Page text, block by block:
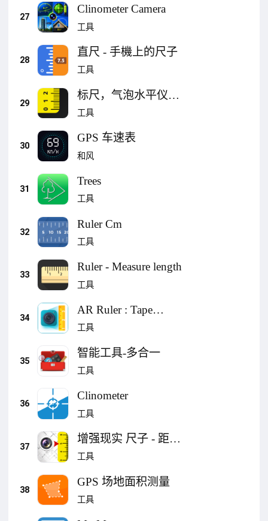
27
Clinometer Camera
工具
28
直尺 - 手機上的尺子
工具
29
标尺，气泡水平仪，
测量，游标卡尺
工具
30
GPS 车速表
和风
31
Trees
工具
32
Ruler Cm
工具
33
Ruler - Measure length
工具
34
AR Ruler : Tape
Measuring Cam
工具
35
智能工具-多合一
工具
36
Clinometer
工具
37
增强现实 尺子 - 距離
測量, 捲尺 & 身高測
工具
38
GPS 场地面积测量
工具